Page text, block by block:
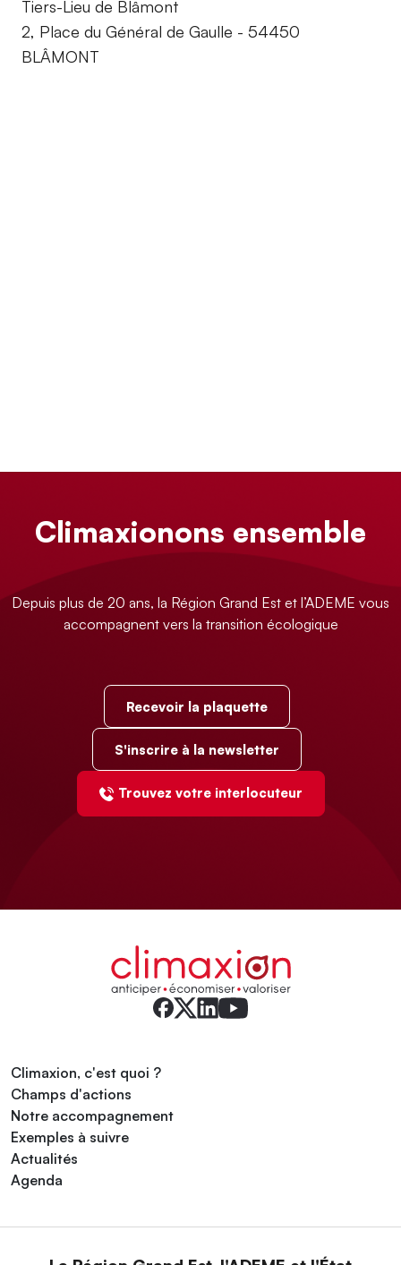
Tiers-Lieu de Blâmont
2, Place du Général de Gaulle - 54450
BLÂMONT
Climaxionons ensemble
Depuis plus de 20 ans, la Région Grand Est et l’ADEME vous
accompagnent vers la transition écologique
Recevoir la plaquette
S'inscrire à la newsletter
Trouvez votre interlocuteur
Climaxion, c'est quoi ?
Champs d'actions
Notre accompagnement
Exemples à suivre
Actualités
Agenda